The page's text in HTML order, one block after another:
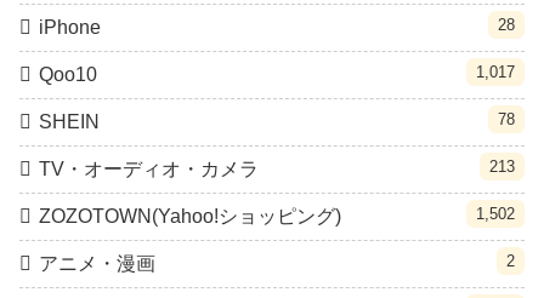
iPhone 28
Qoo10 1,017
SHEIN 78
TV・オーディオ・カメラ 213
ZOZOTOWN(Yahoo!ショッピング) 1,502
アニメ・漫画 2